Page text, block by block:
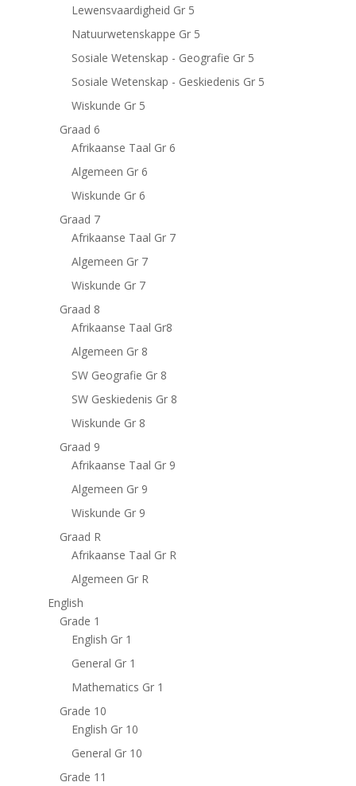
Lewensvaardigheid Gr 5
Natuurwetenskappe Gr 5
Sosiale Wetenskap - Geografie Gr 5
Sosiale Wetenskap - Geskiedenis Gr 5
Wiskunde Gr 5
Graad 6
Afrikaanse Taal Gr 6
Algemeen Gr 6
Wiskunde Gr 6
Graad 7
Afrikaanse Taal Gr 7
Algemeen Gr 7
Wiskunde Gr 7
Graad 8
Afrikaanse Taal Gr8
Algemeen Gr 8
SW Geografie Gr 8
SW Geskiedenis Gr 8
Wiskunde Gr 8
Graad 9
Afrikaanse Taal Gr 9
Algemeen Gr 9
Wiskunde Gr 9
Graad R
Afrikaanse Taal Gr R
Algemeen Gr R
English
Grade 1
English Gr 1
General Gr 1
Mathematics Gr 1
Grade 10
English Gr 10
General Gr 10
Grade 11